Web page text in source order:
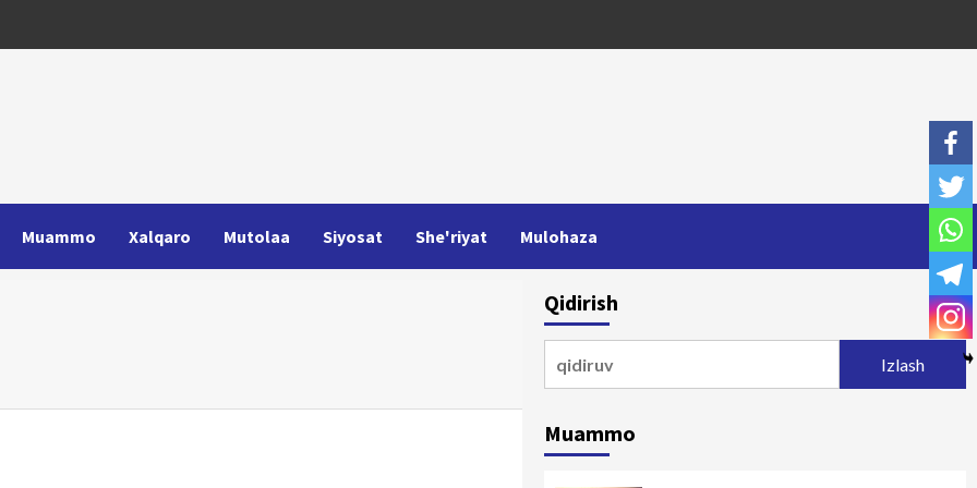
Muammo Xalqaro Mutolaa Siyosat She'riyat Mulohaza
Qidirish
Muammo